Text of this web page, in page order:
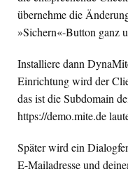
übernehme die
»Sichern«-Button ganz
Installiere dann
Einrichtung wird der
das ist die Subdomain
https://demo.mite.de
Später wird ein
E-Mailadresse und